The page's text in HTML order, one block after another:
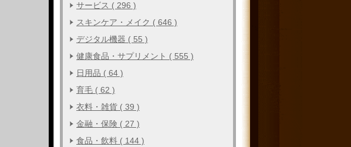
サービス ( 296 )
スキンケア・メイク ( 646 )
デジタル機器 ( 55 )
健康食品・サプリメント ( 555 )
日用品 ( 64 )
育毛 ( 62 )
衣料・雑貨 ( 39 )
金融・保険 ( 27 )
食品・飲料 ( 144 )